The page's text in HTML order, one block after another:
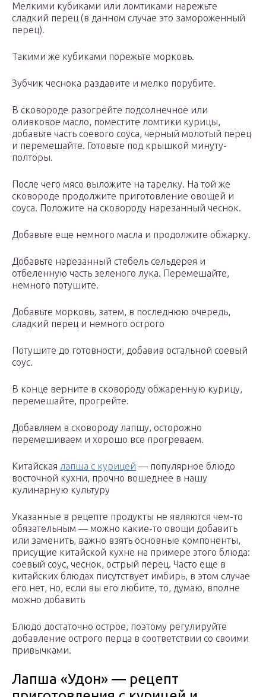
Мелкими кубиками или ломтиками нарежьте
сладкий перец (в данном случае это замороженный
перец).
Такими же кубиками порежьте морковь.
Зубчик чеснока раздавите и мелко порубите.
В сковороде разогрейте подсолнечное или
оливковое масло, поместите ломтики курицы,
добавьте часть соевого соуса, черный молотый перец
и перемешайте. Готовьте под крышкой минуту-
полторы.
После чего мясо выложите на тарелку. На той же
сковороде продолжите приготовление овощей и
соуса. Положите на сковороду нарезанный чеснок.
Добавьте еще немного масла и продолжите обжарку.
Добавьте нарезанный стебель сельдерея и
отбеленную часть зеленого лука. Перемешайте,
немного потушите.
Добавьте морковь, затем, в последнюю очередь,
сладкий перец и немного острого
Потушите до готовности, добавив остальной соевый
соус.
В конце верните в сковороду обжаренную курицу,
перемешайте, прогрейте.
Добавляем в сковороду лапшу, осторожно
перемешиваем и хорошо все прогреваем.
Китайская лапша с курицей — популярное блюдо
восточной кухни, прочно вошеднее в нашу
кулинарную культуру
Указанные в рецепте продукты не являются чем-то
обязательным — можно какие-то овощи добавить
или заменить, важно взять основные компоненты,
присущие китайской кухне на примере этого блюда:
соевый соус, чеснок, острый перец. Часто еще в
китайских блюдах писутствует имбирь, в этом случае
его нет, но, если вы его любите, то, думаю, вполне
можно добавить
Блюдо достаточно острое, поэтому регулируйте
добавление острого перца в соответствии со своими
привычками.
Лапша «Удон» — рецепт